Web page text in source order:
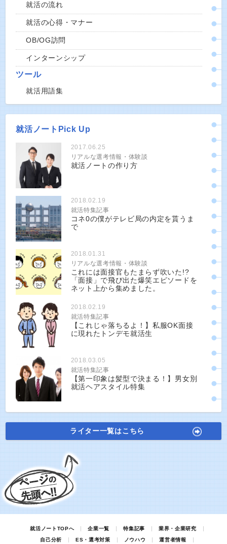
就活の流れ
就活の心得・マナー
OB/OG訪問
インターンシップ
ツール
就活用語集
就活ノートPick Up
2017.06.25
リアルな選考情報・体験談
就活ノートの作り方
2018.02.19
就活特集記事
コネ0の僕がテレビ局の内定を貰うま
で
2018.01.31
リアルな選考情報・体験談
これには面接官もたまらず吹いた!?
「面接」で飛び出た爆笑エピソードを
ネット上から集めました。
2018.02.19
就活特集記事
【これじゃ落ちるよ！】私服OK面接
に現れたトンデモ就活生
2018.03.05
就活特集記事
【第一印象は髪型で決まる！】男女別
就活ヘアスタイル特集
ライター一覧はこちら
就活ノートTOPへ 企業一覧 特集記事
業界・企業研究
自己分析
ES・選考対策 ノウハウ
運営者情報